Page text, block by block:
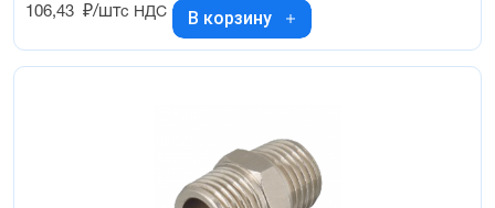
106,43 ₽/штс НДС В корзину